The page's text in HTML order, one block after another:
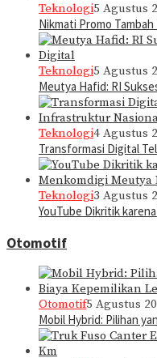
Teknologi5 Agustus
Nikmati Promo
Teknologi5 Agustus
Meutya Hafid: RI
Teknologi4 Agustus
Transformasi Digital
Teknologi3 Agustus
YouTube Dikritik
Otomotif
Otomotif5 Agustus
Mobil Hybrid: Pilihan